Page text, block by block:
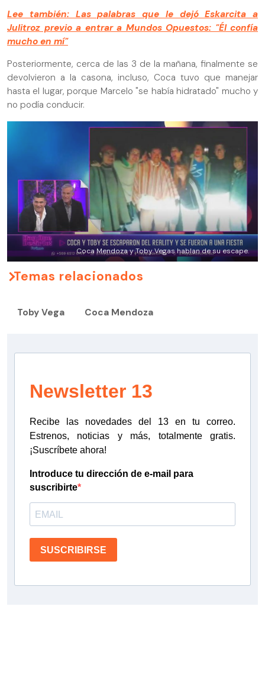
Lee también: Las palabras que le dejó Eskarcita a
Julitroz previo a entrar a Mundos Opuestos: "Él confía
mucho en mí"
Posteriormente, cerca de las 3 de la mañana, finalmente se
devolvieron a la casona, incluso, Coca tuvo que manejar
hasta el lugar, porque Marcelo "se había hidratado" mucho y
no podía conducir.
Coca Mendoza y Toby Vegas hablan de su escape.
Temas relacionados
Toby Vega Coca Mendoza
Newsletter 13
Recibe las novedades del 13 en tu correo.
Estrenos, noticias y más, totalmente gratis.
¡Suscríbete ahora!
Introduce tu dirección de e-mail para
suscribirte
SUSCRIBIRSE